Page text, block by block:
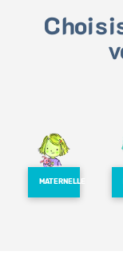
Téléchargez
Recevez des
MATERNELLE